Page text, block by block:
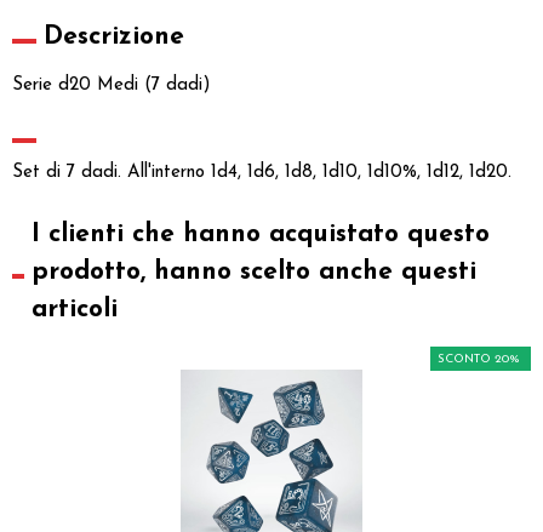
Descrizione
Serie d20 Medi (7 dadi)
Set di 7 dadi. All'interno 1d4, 1d6, 1d8, 1d10, 1d10%, 1d12, 1d20.
I clienti che hanno acquistato questo
prodotto, hanno scelto anche questi
articoli
SCONTO 20%